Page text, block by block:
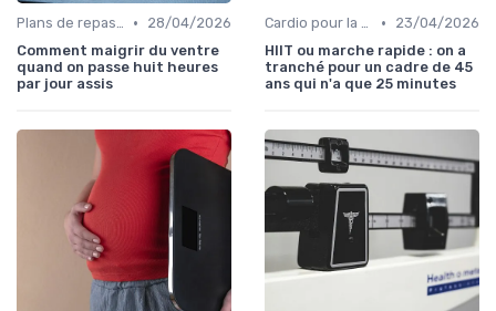
Plans de repas pour la perte de poids •
28/04/2026
Comment maigrir du ventre
quand on passe huit heures
par jour assis
Cardio pour la perte de poids •
23/04/2026
HIIT ou marche rapide : on a
tranché pour un cadre de 45
ans qui n'a que 25 minutes